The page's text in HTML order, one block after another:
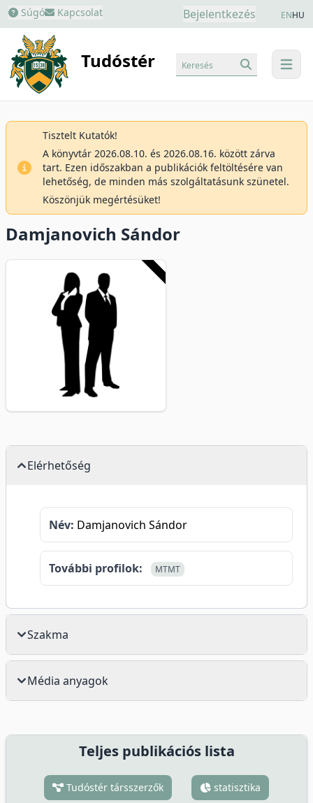
Súgó Kapcsolat Bejelentkezés ENHU
Tudóstér menu
Keresés
Tisztelt Kutatók!
A könyvtár 2026.08.10. és 2026.08.16. között zárva
tart. Ezen időszakban a publikációk feltöltésére van
lehetőség, de minden más szolgáltatásunk szünetel.
Köszönjük megértésüket!
Damjanovich Sándor
Elérhetőség
Név: Damjanovich Sándor
További profilok: MTMT
Szakma
Média anyagok
Teljes publikációs lista
Tudóstér társszerzők statisztika